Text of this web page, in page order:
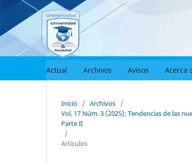
Actual Archivos Avisos Acerca
Inicio / Archivos
/
Vol. 17 Núm. 3 (2025): Tendencias de las
Parte II
/
Artículos